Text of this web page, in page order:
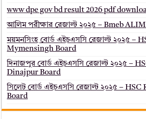
www dpe gov bd result 2026 pdf
আলিম পরীক্ষার রেজাল্ট ২০২৫ – Bmeb
ময়মনসিংহ বোর্ড এইচএসসি রেজাল্ট ২০২৫ –
Mymensingh Board
দিনাজপুর বোর্ড এইচএসসি রেজাল্ট ২০২৫ –
Dinajpur Board
সিলেট বোর্ড এইচএসসি রেজাল্ট ২০২৫ –
Board